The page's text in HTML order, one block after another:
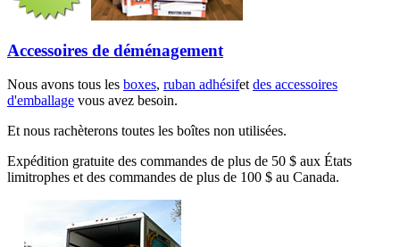
Accessoires de déménagement
Nous avons tous les boxes, ruban adhésifetdes accessoires
d'emballage vous avez besoin.
Et nous rachèterons toutes les boîtes non utilisées.
Expédition gratuite des commandes de plus de 50 $ aux États
limitrophes et des commandes de plus de 100 $ au Canada.